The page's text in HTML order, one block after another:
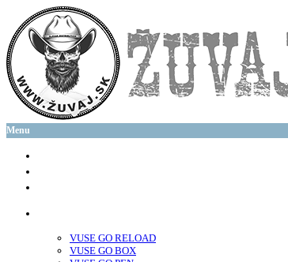
Menu
VUSE GO RELOAD
VUSE GO BOX